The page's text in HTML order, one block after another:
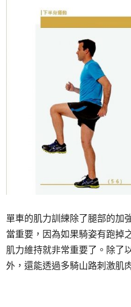
單車的肌力訓練除了腿部的加
當重要，因為如果騎姿有跑掉
肌力維持就非常重要了。除了
外，還能透過多騎山路刺激肌